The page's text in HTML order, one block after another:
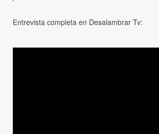
Entrevista completa en Desalambrar Tv: